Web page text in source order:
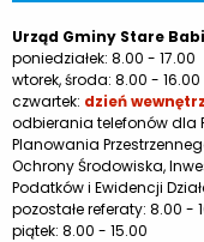
Urząd Gminy Stare
poniedziałek: 8.00 - 17.00
wtorek, środa: 8.00 - 16.00
czwartek: dzień
odbierania telefonów dla
Planowania
Ochrony Środowiska,
Podatków i Ewidencji
pozostałe referaty: 8.00 -
piątek: 8.00 - 15.00